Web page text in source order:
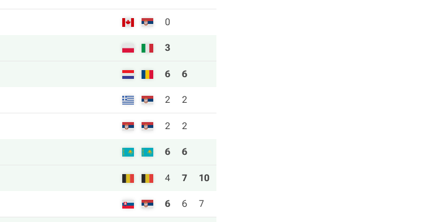
0
3
6 6
2 2
2 2
6 6
4 7 10
6 6 7